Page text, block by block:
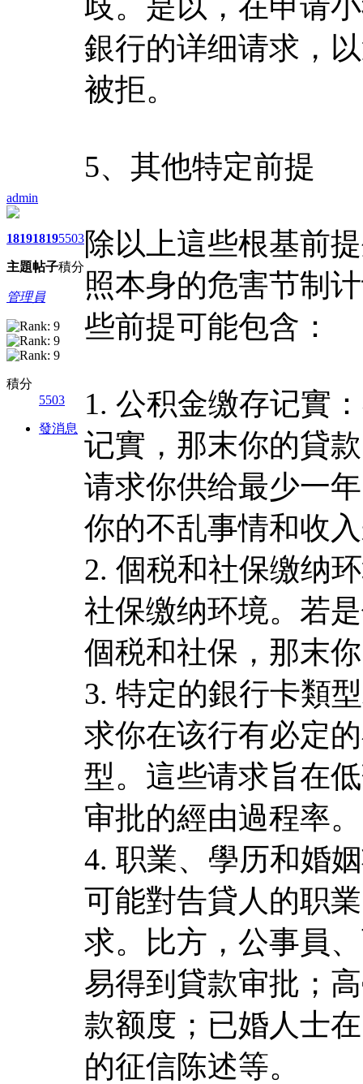
admin
1819
主題
1819
帖子
5503
積分
管理員
積分
5503
發消息
銀行的详细请求，
被拒。
5、其他特定前提
除以上這些根基前
照本身的危害节制
些前提可能包含：
1. 公积金缴存记實
记實，那末你的貸
请求你供给最少一
你的不乱事情和收
2. 個税和社保缴纳
社保缴纳环境。若
個税和社保，那末
3. 特定的銀行卡類
求你在该行有必定
型。這些请求旨在
审批的經由過程率。
4. 职業、學历和婚
可能對告貸人的职
求。比方，公事員
易得到貸款审批；
款额度；已婚人士
的征信陈述等。